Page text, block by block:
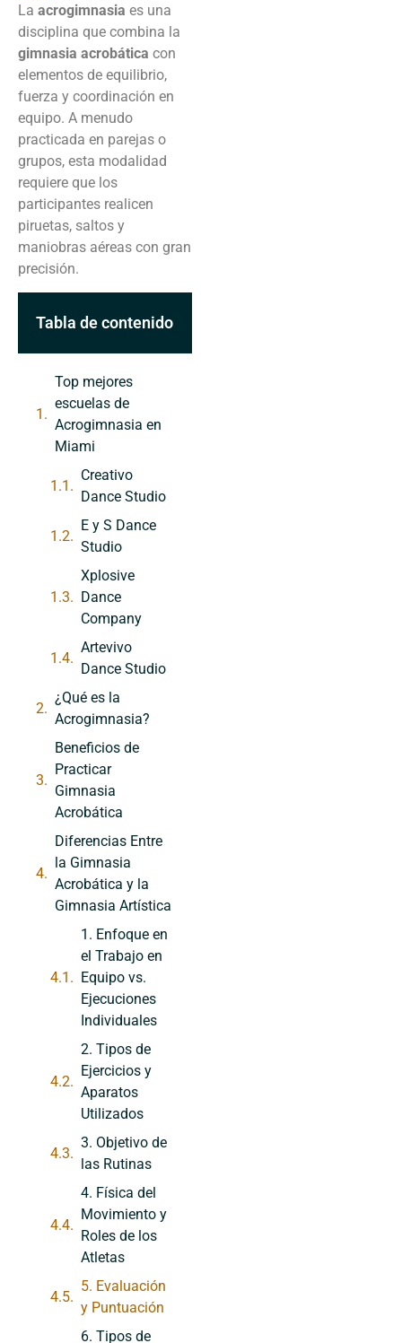
La acrogimnasia es una
disciplina que combina la
gimnasia acrobática con
elementos de equilibrio,
fuerza y coordinación en
equipo. A menudo
practicada en parejas o
grupos, esta modalidad
requiere que los
participantes realicen
piruetas, saltos y
maniobras aéreas con gran
precisión.
Tabla de contenido
Top mejores
escuelas de
Acrogimnasia en
Miami
Creativo
Dance Studio
E y S Dance
Studio
Xplosive
Dance
Company
Artevivo
Dance Studio
¿Qué es la
Acrogimnasia?
Beneficios de
Practicar
Gimnasia
Acrobática
Diferencias Entre
la Gimnasia
Acrobática y la
Gimnasia Artística
1. Enfoque en
el Trabajo en
Equipo vs.
Ejecuciones
Individuales
2. Tipos de
Ejercicios y
Aparatos
Utilizados
3. Objetivo de
las Rutinas
4. Física del
Movimiento y
Roles de los
Atletas
5. Evaluación
y Puntuación
6. Tipos de